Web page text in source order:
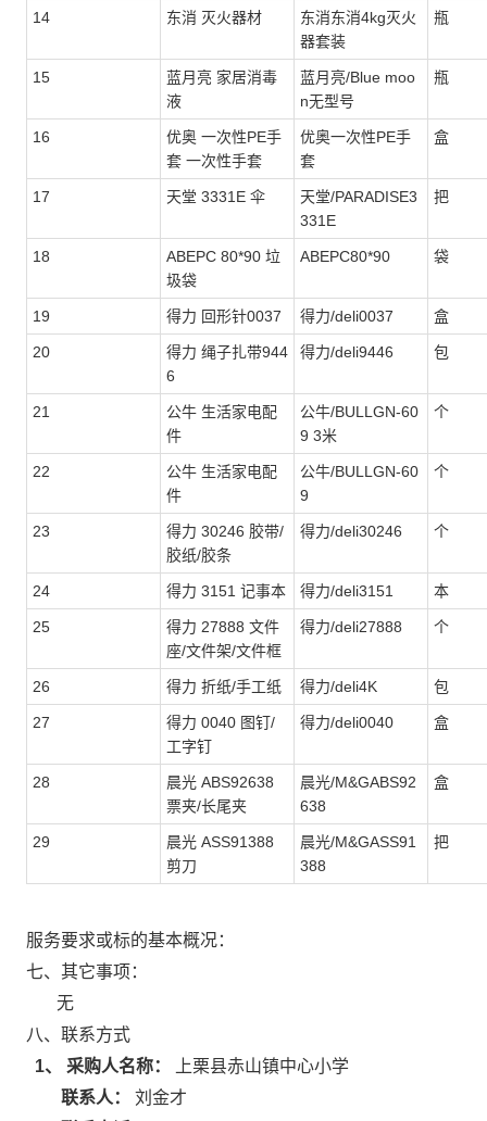
14 东消 灭火器材
东消东消4kg灭火
器套装
瓶
15
蓝月亮 家居消毒
液
蓝月亮/Blue moo
n无型号
瓶
16
优奥 一次性PE手
套 一次性手套
优奥一次性PE手
套
盒
17 天堂 3331E 伞
天堂/PARADISE3
331E
把
18
ABEPC 80*90 垃
圾袋
ABEPC80*90 袋
19 得力 回形针0037 得力/deli0037 盒
20
得力 绳子扎带944
6
得力/deli9446 包
21
公牛 生活家电配
件
公牛/BULLGN-60
9 3米
个
22
公牛 生活家电配
件
公牛/BULLGN-60
9
个
23
得力 30246 胶带/
胶纸/胶条
得力/deli30246 个
24 得力 3151 记事本 得力/deli3151 本
25
得力 27888 文件
座/文件架/文件框
得力/deli27888 个
26 得力 折纸/手工纸 得力/deli4K 包
27
得力 0040 图钉/
工字钉
得力/deli0040 盒
28
晨光 ABS92638
票夹/长尾夹
晨光/M&GABS92
638
盒
29
晨光 ASS91388
剪刀
晨光/M&GASS91
388
把
服务要求或标的基本概况：
七、其它事项：
无
八、联系方式
1、 采购人名称：
上栗县赤山镇中心小学
联系人：
刘金才